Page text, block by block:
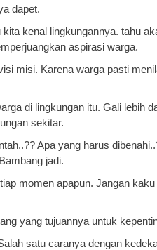
dapet.
kenal lingkungannya. tahu
aspirasi warga.
misi. Karena warga pasti
di lingkungan itu. Gali lebih
sekitar.
Apa yang harus
jadi.
momen apapun. Jangan
yang tujuannya untuk
satu caranya dengan